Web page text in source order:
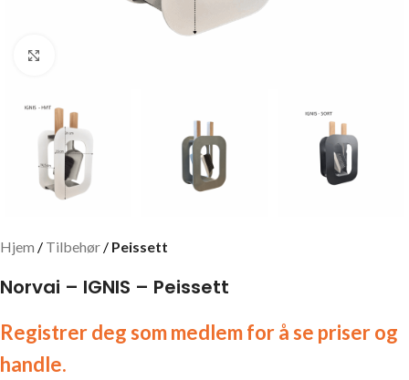
Hjem Tilbehør Peissett
Norvai – IGNIS – Peissett
Registrer deg som medlem for å se priser og
handle.